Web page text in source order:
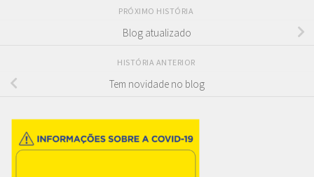
PRÓXIMO HISTÓRIA
Blog atualizado
HISTÓRIA ANTERIOR
Tem novidade no blog